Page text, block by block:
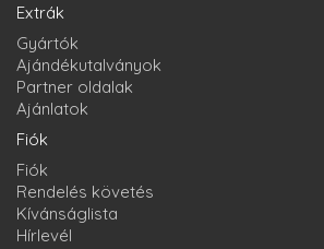
Extrák
Gyártók
Ajándékutalványok
Partner oldalak
Ajánlatok
Fiók
Fiók
Rendelés követés
Kívánságlista
Hírlevél